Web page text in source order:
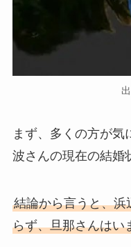
まず、多くの方が気
波さんの現在の結婚
結論から言うと、浜
らず、旦那さんはい